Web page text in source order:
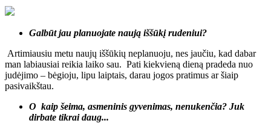
Galbūt jau planuojate naują iššūkį rudeniui?
Artimiausiu metu naujų iššūkių neplanuoju, nes jaučiu, kad dabar
man labiausiai reikia laiko sau. Pati kiekvieną dieną pradeda nuo
judėjimo – bėgioju, lipu laiptais, darau jogos pratimus ar šiaip
pasivaikštau.
O kaip šeima, asmeninis gyvenimas, nenukenčia? Juk
dirbate tikrai daug...